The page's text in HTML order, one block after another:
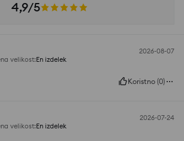
4,9/5
2026-08-07
velikost:En izdelek
Koristno (0)
2026-07-24
velikost:En izdelek